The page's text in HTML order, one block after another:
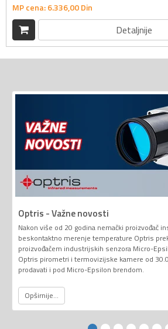
MP cena:6.336,00Din
Detaljnije
Optris - Važne novosti
Nakon više od 20 godina nemački proizvođač
beskontaktno merenje temperature Optris
proizvođačem industrijskih senzora Micro-
Optris pirometri i termovizijske kamere od
prodavati i pod Micro-Epsilon brendom.
Opširnije...